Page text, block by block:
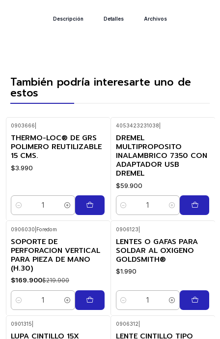
Descripción Detalles Archivos
También podría interesarte uno de
estos
0903666
THERMO-LOC® DE GRS
POLIMERO REUTILIZABLE
15 CMS.
$3.990
Cantidad
4053423231038
DREMEL
MULTIPROPOSITO
INALAMBRICO 7350 CON
ADAPTADOR USB
DREMEL
$59.900
Cantidad
-23%
OFF
0906030 Foredom
SOPORTE DE
PERFORACION VERTICAL
PARA PIEZA DE MANO
(H.30)
$169.900$219.900
Cantidad
0906123
LENTES O GAFAS PARA
SOLDAR AL OXIGENO
GOLDSMITH®
$1.990
Cantidad
0901315
LUPA CINTILLO 15X
0906312
LENTE CINTILLO TIPO